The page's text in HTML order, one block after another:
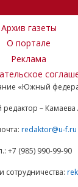
Архив газеты
О портале
Реклама
«Южный
редактор – Камаева
redaktor@u-f.ru
+7 (985) 990-99-90
сотрудничества: